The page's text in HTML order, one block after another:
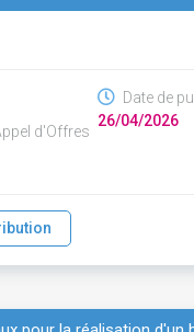
d'Offres
Date de
26/04/2026